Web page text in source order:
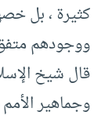
كثيرة ، بل
ووجودهم
قال شيخ
وجماهير